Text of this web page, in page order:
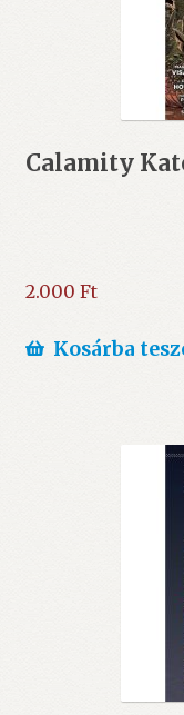
Calamity
2.000 Ft
Kosárba